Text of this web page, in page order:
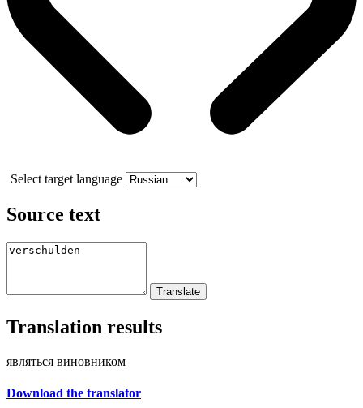
Select target language
Source text
Translation results
являться виновником
Download the translator